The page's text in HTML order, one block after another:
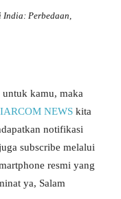
India: Perbedaan,
kamu, maka
NEWS kita
notifikasi
subscribe melalui
resmi yang
ya, Salam